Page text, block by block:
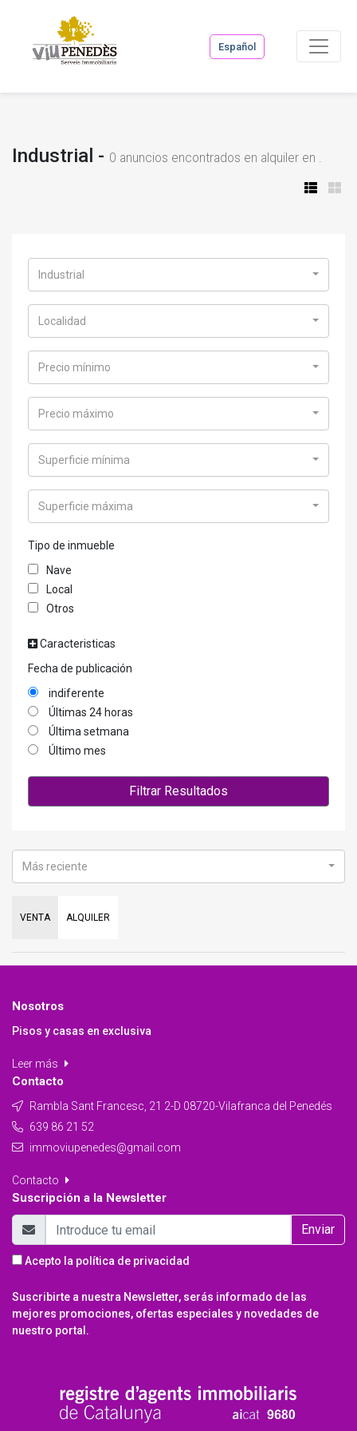
Español
Industrial - 0 anuncios encontrados en alquiler en .
Industrial
Localidad
Precio mínimo
Precio máximo
Superficie mínima
Superficie máxima
Tipo de inmueble
Nave
Local
Otros
Caracteristicas
Fecha de publicación
indiferente
Últimas 24 horas
Última setmana
Último mes
Filtrar Resultados
VENTA ALQUILER
Más reciente
Nosotros
Pisos y casas en exclusiva
Leer más
Contacto
Rambla Sant Francesc, 21 2-D 08720-Vilafranca del Penedés
639 86 21 52
immoviupenedes@gmail.com
Contacto
Suscripción a la Newsletter
Enviar
Acepto la política de privacidad
Suscribirte a nuestra Newsletter, serás informado de las
mejores promociones, ofertas especiales y novedades de
nuestro portal.